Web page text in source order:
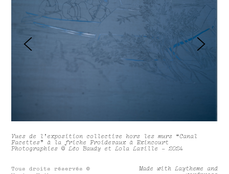
Vues de l'exposition collective hors les murs “Canal
Facettes" à la friche Froidevaux à Exincourt
Photographies © Léo Baudy et Lola Laville - 2024
Tous droits réservés ©
Made with Laytheme and